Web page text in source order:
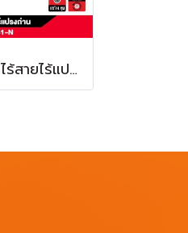
OSUKA ด้ามฟรีไร้สายไร้แปรงถ่าน OCRW861